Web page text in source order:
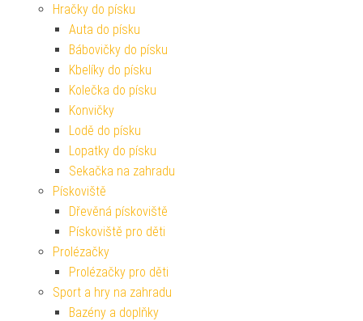
Hračky do písku
Auta do písku
Bábovičky do písku
Kbelíky do písku
Kolečka do písku
Konvičky
Lodě do písku
Lopatky do písku
Sekačka na zahradu
Pískoviště
Dřevěná pískoviště
Pískoviště pro děti
Prolézačky
Prolézačky pro děti
Sport a hry na zahradu
Bazény a doplňky